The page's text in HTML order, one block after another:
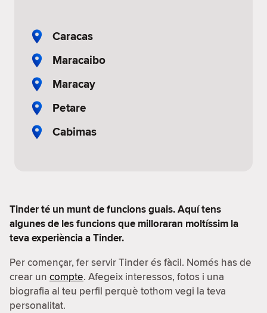
Caracas
Maracaibo
Maracay
Petare
Cabimas
Tinder té un munt de funcions guais. Aquí tens
algunes de les funcions que milloraran moltíssim la
teva experiència a Tinder.
Per començar, fer servir Tinder és fàcil. Només has de
crear un compte. Afegeix interessos, fotos i una
biografia al teu perfil perquè tothom vegi la teva
personalitat.